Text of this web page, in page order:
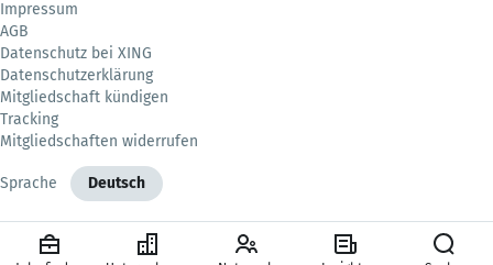
Impressum
AGB
Datenschutz bei XING
Datenschutzerklärung
Mitgliedschaft kündigen
Tracking
Mitgliedschaften widerrufen
Sprache Deutsch